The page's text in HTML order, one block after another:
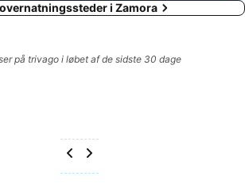
i Zamora
på trivago i løbet af de sidste 30 dage